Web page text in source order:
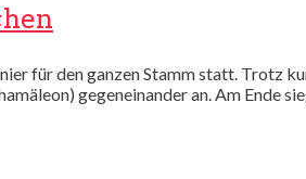
für den ganzen Stamm statt. Trotz
gegeneinander an. Am Ende